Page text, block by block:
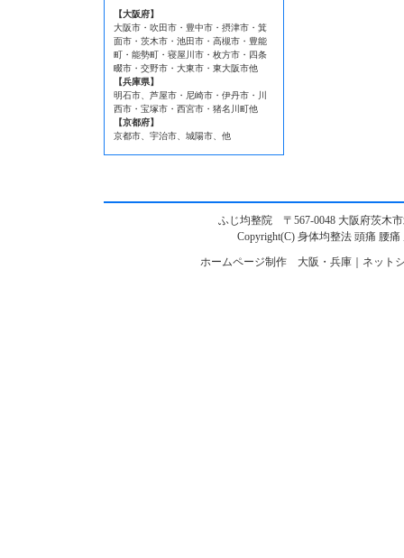
【大阪府】
大阪市・吹田市・豊中市・摂津市・箕
面市・茨木市・池田市・高槻市・豊能
町・能勢町・寝屋川市・枚方市・四条
畷市・交野市・大東市・東大阪市他
【兵庫県】
明石市、芦屋市・尼崎市・伊丹市・川
西市・宝塚市・西宮市・猪名川町他
【京都府】
京都市、宇治市、城陽市、他
ふじ均整院 〒567-0048 大阪府茨木
Copyright(C) 身体均整法 頭痛 腰
ホームページ制作 大阪・兵庫｜ネット